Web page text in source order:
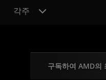
각주
구독하여 AMD의